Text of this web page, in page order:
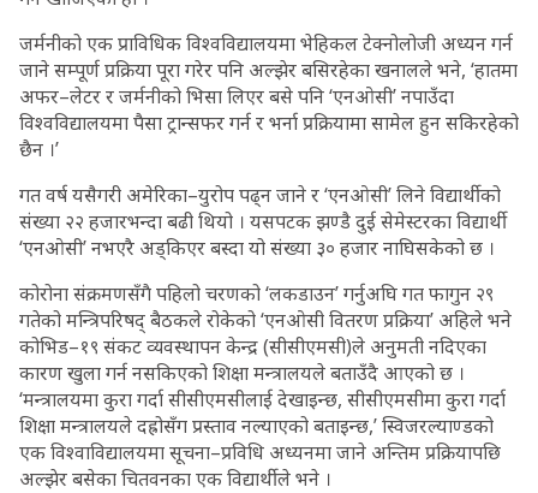
जर्मनीको एक प्राविधिक विश्वविद्यालयमा भेहिकल टेक्नोलोजी अध्यन गर्न
जाने सम्पूर्ण प्रक्रिया पूरा गरेर पनि अल्झेर बसिरहेका खनालले भने, ‘हातमा
अफर–लेटर र जर्मनीको भिसा लिएर बसे पनि ‘एनओसी’ नपाउँदा
विश्वविद्यालयमा पैसा ट्रान्सफर गर्न र भर्ना प्रक्रियामा सामेल हुन सकिरहेको
छैन ।’
गत वर्ष यसैगरी अमेरिका–युरोप पढ्न जाने र ‘एनओसी’ लिने विद्यार्थीको
संख्या २२ हजारभन्दा बढी थियो । यसपटक झण्डै दुई सेमेस्टरका विद्यार्थी
‘एनओसी’ नभएरै अड्किएर बस्दा यो संख्या ३० हजार नाघिसकेको छ ।
कोरोना संक्रमणसँगै पहिलो चरणको ‘लकडाउन’ गर्नुअघि गत फागुन २९
गतेको मन्त्रिपरिषद् बैठकले रोकेको ‘एनओसी वितरण प्रक्रिया’ अहिले भने
कोभिड–१९ संकट व्यवस्थापन केन्द्र (सीसीएमसी)ले अनुमती नदिएका
कारण खुला गर्न नसकिएको शिक्षा मन्त्रालयले बताउँदै आएको छ ।
‘मन्त्रालयमा कुरा गर्दा सीसीएमसीलाई देखाइन्छ, सीसीएमसीमा कुरा गर्दा
शिक्षा मन्त्रालयले दह्रोसँग प्रस्ताव नल्याएको बताइन्छ,’ स्विजरल्याण्डको
एक विश्वाविद्यालयमा सूचना–प्रविधि अध्यनमा जाने अन्तिम प्रक्रियापछि
अल्झेर बसेका चितवनका एक विद्यार्थीले भने ।